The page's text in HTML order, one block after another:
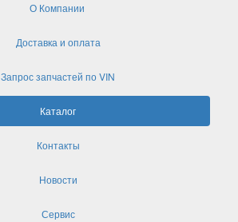
О Компании
Доставка и оплата
Запрос запчастей по VIN
Каталог
Контакты
Новости
Сервис